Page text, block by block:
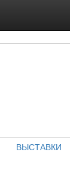
ВЫСТАВКИ